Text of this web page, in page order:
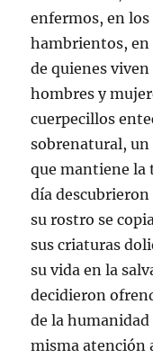
enfermos, en
hambrientos, en
de quienes
hombres y
cuerpecillos
sobrenatural, un
que mantiene la
día
su rostro se
sus criaturas
su vida en la
decidieron
de la humanidad
misma atención